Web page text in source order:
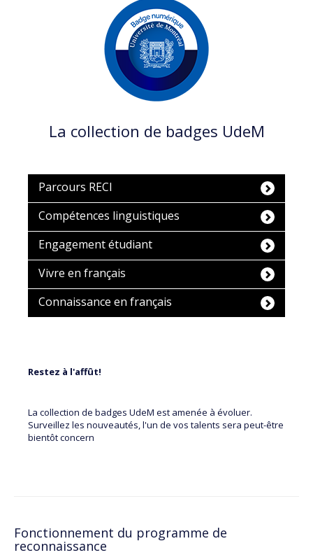
La collection de badges UdeM
Parcours RECI
Compétences linguistiques
Engagement étudiant
Vivre en français
Connaissance en français
Restez à l'affût!
La collection de badges UdeM est amenée à évoluer.
Surveillez les nouveautés, l'un de vos talents sera peut-être
bientôt concern
Fonctionnement du programme de
reconnaissance